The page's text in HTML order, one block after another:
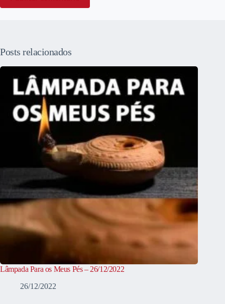
Posts relacionados
Lâmpada Para os Meus Pés – 26/12/2022
26/12/2022